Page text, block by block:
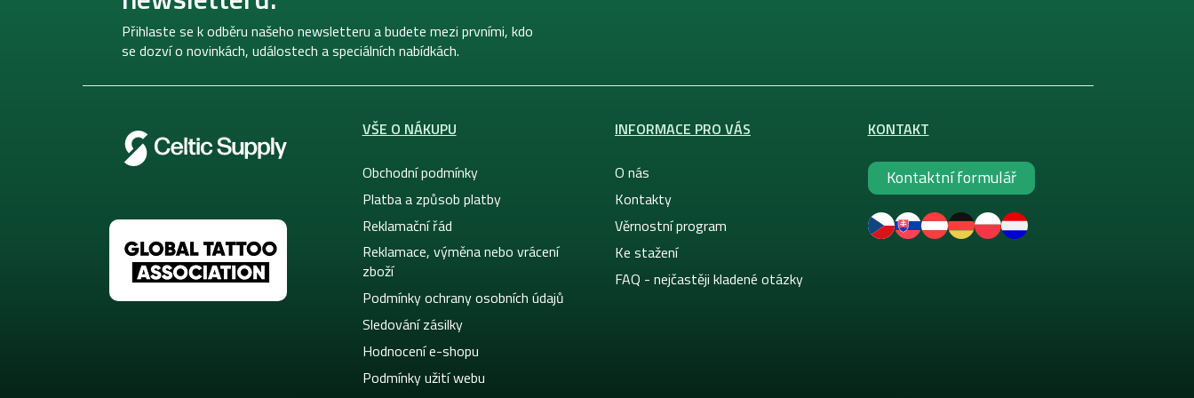
Přihlaste se k odběru našeho newsletteru a budete mezi prvními, kdo
se dozví o novinkách, událostech a speciálních nabídkách.
VŠE O NÁKUPU
Obchodní podmínky
Platba a způsob platby
Reklamační řád
Reklamace, výměna nebo vrácení
zboží
Podmínky ochrany osobních údajů
Sledování zásilky
Hodnocení e-shopu
Podmínky užití webu
INFORMACE PRO VÁS
O nás
Kontakty
Věrnostní program
Ke stažení
FAQ - nejčastěji kladené otázky
KONTAKT
Kontaktní formulář